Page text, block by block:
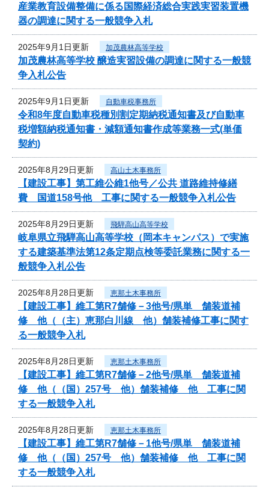
産業教育設備整備に係る国際経済総合実践実習装置機
器の調達に関する一般競争入札
2025年9月1日更新 加茂農林高等学校
加茂農林高等学校 醸造実習設備の調達に関する一般競
争入札公告
2025年9月1日更新 自動車税事務所
令和8年度自動車税種別割定期納税通知書及び自動車
税増額納税通知書・減額通知書作成等業務一式(単価
契約)
2025年8月29日更新 高山土木事務所
【建設工事】第工維公維1他号／公共 道路維持修繕
費 国道158号他 工事に関する一般競争入札公告
2025年8月29日更新 飛騨高山高等学校
岐阜県立飛騨高山高等学校（岡本キャンパス）で実施
する建築基準法第12条定期点検等委託業務に関する一
般競争入札公告
2025年8月28日更新 恵那土木事務所
【建設工事】維工第R7舗修－3他号/県単 舗装道補
修 他（（主）恵那白川線 他）舗装補修工事に関す
る一般競争入札
2025年8月28日更新 恵那土木事務所
【建設工事】維工第R7舗修－2他号/県単 舗装道補
修 他（（国）257号 他）舗装補修 他 工事に関
する一般競争入札
2025年8月28日更新 恵那土木事務所
【建設工事】維工第R7舗修－1他号/県単 舗装道補
修 他（（国）257号 他）舗装補修 他 工事に関
する一般競争入札